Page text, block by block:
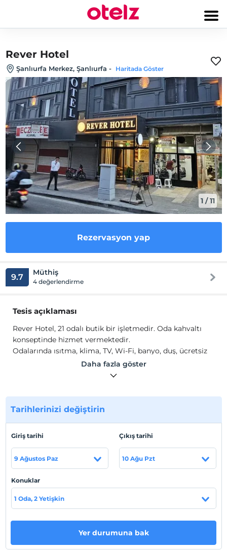
Rever Hotel
Şanlıurfa Merkez, Şanlıurfa - Haritada Göster
1 /11
Rezervasyon yap
9.7 Müthiş
4 değerlendirme
Tesis açıklaması
Rever Hotel, 21 odalı butik bir işletmedir. Oda kahvaltı
konseptinde hizmet vermektedir.
Odalarında ısıtma, klima, TV, Wi-Fi, banyo, duş, ücretsiz
banyo malzemeleri, havlu seti, elektrikli su ısıtıcısı ve
minibar gibi olanaklar mevcuttur.
Şanlıurfa Merkez'de konumlanmaktadır.
Otel koşulları
Check/in
En erken saat 14:00 ve sonrası
En geç saat 11:00 ve öncesi
Daha fazla göster
Tarihlerinizi değiştirin
Giriş tarihi
9 Ağustos Paz
Çıkış tarihi
10 Ağu Pzt
Konuklar
1 Oda, 2 Yetişkin
Yer durumuna bak